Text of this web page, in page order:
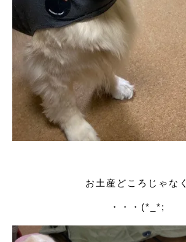
お土産どころじゃなく
・・・(*_*;